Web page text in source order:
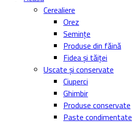
Cerealiere
Orez
Semințe
Produse din făină
Fidea și tăiței
Uscate și conservate
Ciuperci
Ghimbir
Produse conservate
Paste condimentate